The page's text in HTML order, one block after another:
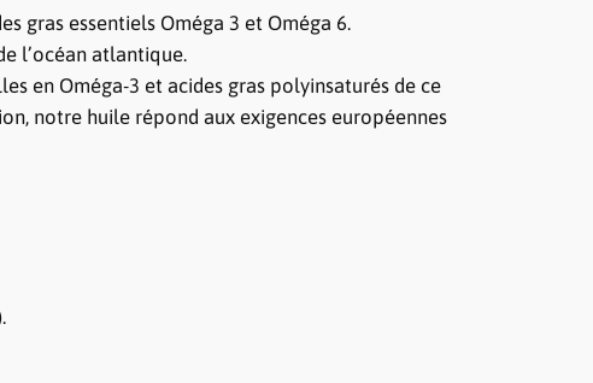
9
,
0
gras essentiels Oméga 3 et Oméga 6.
l’océan atlantique.
en Oméga-3 et acides gras polyinsaturés de ce
notre huile répond aux exigences européennes